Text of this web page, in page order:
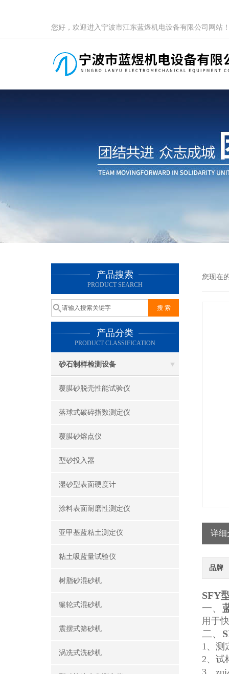
您好，欢迎进入宁波市江东蓝煜机电设备有限公司网站
产品搜索
PRODUCT SEARCH
产品分类
PRODUCT CLASSIFICATION
砂石制样检测设备
覆膜砂脱壳性能试验仪
落球式破碎指数测定仪
覆膜砂熔点仪
型砂投入器
湿砂型表面硬度计
涂料表面耐磨性测定仪
亚甲基蓝粘土测定仪
粘土吸蓝量试验仪
树脂砂混砂机
辗轮式混砂机
震摆式筛砂机
涡冼式洗砂机
您现在
详细
品牌
SFY
一、
用于
二、
1、测
2、试
3、